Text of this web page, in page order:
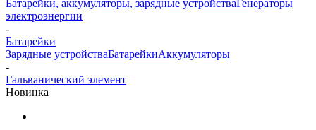
Батарейки, аккумуляторы, зарядные устройстваГенераторы
электроэнергии
-
Батарейки
Зарядные устройстваБатарейкиАккумуляторы
-
Гальванический элемент
Новинка